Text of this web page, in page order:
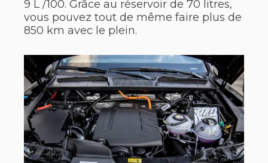
9 L /100. Grâce au réservoir de 70 litres,
vous pouvez tout de même faire plus de
850 km avec le plein.